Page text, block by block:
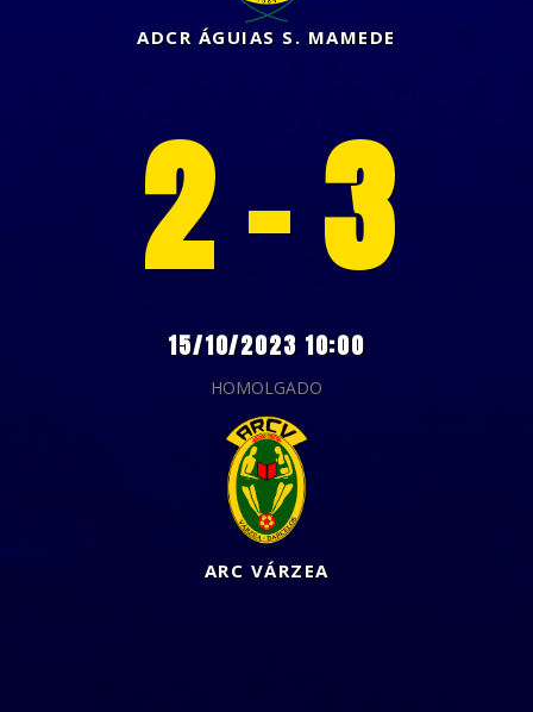
ADCR ÁGUIAS S. MAMEDE
2 - 3
15/10/2023 10:00
HOMOLGADO
ARC VÁRZEA